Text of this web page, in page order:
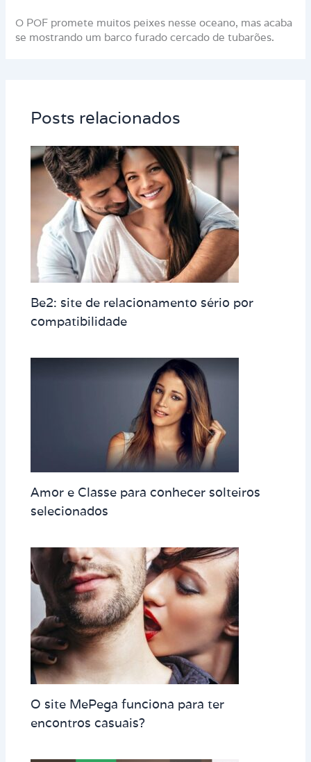
O POF promete muitos peixes nesse oceano, mas acaba
se mostrando um barco furado cercado de tubarões.
Posts relacionados
Be2: site de relacionamento sério por
compatibilidade
Amor e Classe para conhecer solteiros
selecionados
O site MePega funciona para ter
encontros casuais?